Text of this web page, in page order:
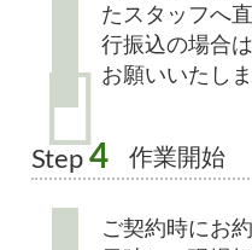
たスタッフへ
行振込の場合
お願いいたしま
Step 4 作業開始
ご契約時にお